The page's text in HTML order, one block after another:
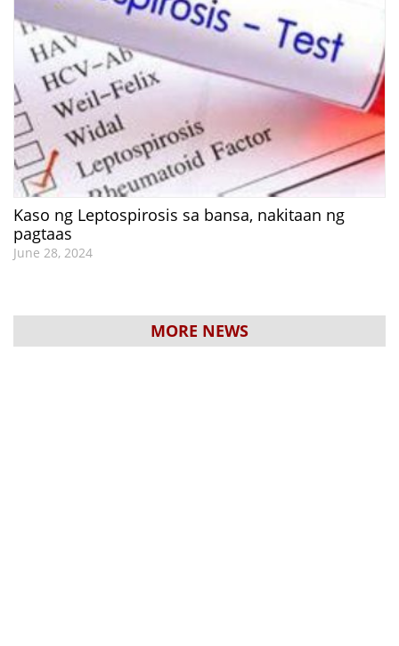
Kaso ng Leptospirosis sa bansa, nakitaan ng
pagtaas
June 28, 2024
MORE NEWS